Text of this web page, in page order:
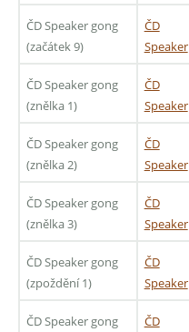
ČD Speaker gong
(začátek 9)
ČD
Speaker
ČD Speaker gong
(znělka 1)
ČD
Speaker
ČD Speaker gong
(znělka 2)
ČD
Speaker
ČD Speaker gong
(znělka 3)
ČD
Speaker
ČD Speaker gong
(zpoždění 1)
ČD
Speaker
ČD Speaker gong
ČD